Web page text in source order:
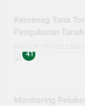
Kemenag Tana
Pengukuran
KANTOR
41
Monitoring